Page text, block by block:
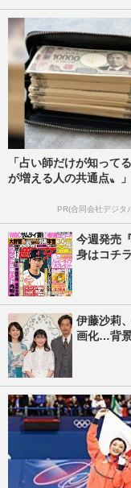
「占い師だけが知って
が増える人の共通点〟」
PR(合同会社デジタ
今週発売
身はコチ
伊藤沙莉
画化…背